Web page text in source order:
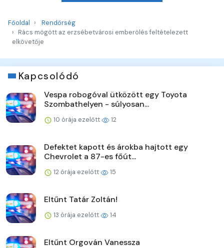
Főoldal
Rendőrség
Rács mögött az erzsébetvárosi emberölés feltételezett
elkövetője
Kapcsolódó
Vespa robogóval ütközött egy Toyota
Szombathelyen - súlyosan...
10 órája ezelőtt 12
Defektet kapott és árokba hajtott egy
Chevrolet a 87-es főút...
12 órája ezelőtt 15
Eltűnt Tatár Zoltán!
13 órája ezelőtt 14
Eltűnt Orgován Vanessza